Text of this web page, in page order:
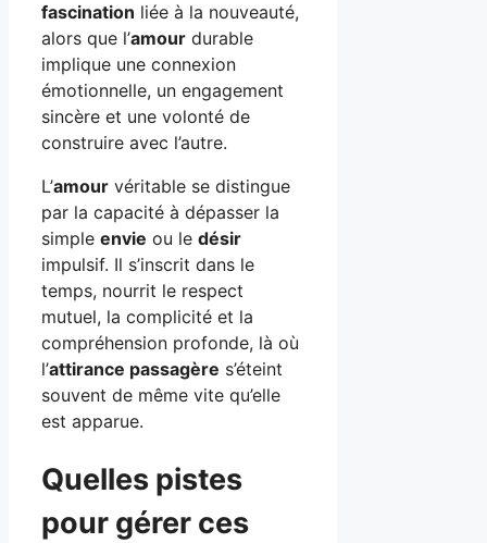
fascination liée à la nouveauté,
alors que l’amour durable
implique une connexion
émotionnelle, un engagement
sincère et une volonté de
construire avec l’autre.
L’amour véritable se distingue
par la capacité à dépasser la
simple envie ou le désir
impulsif. Il s’inscrit dans le
temps, nourrit le respect
mutuel, la complicité et la
compréhension profonde, là où
l’attirance passagère s’éteint
souvent de même vite qu’elle
est apparue.
Quelles pistes
pour gérer ces